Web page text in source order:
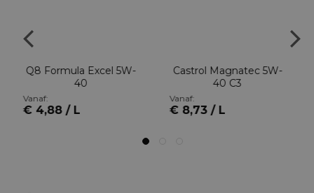
Q8 Formula Excel 5W-
40
Vanaf:
€ 4,88 / L
Castrol Magnatec 5W-
40 C3
Vanaf:
€ 8,73 / L